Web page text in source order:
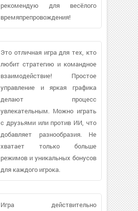
рекомендую для весёлого
времяпрепровождения!
Это отличная игра для тех, кто
любит стратегию и командное
взаимодействие! Простое
управление и яркая графика
делают процесс
увлекательным. Можно играть
с друзьями или против ИИ, что
добавляет разнообразия. Не
хватает только больше
режимов и уникальных бонусов
для каждого игрока.
Игра действительно